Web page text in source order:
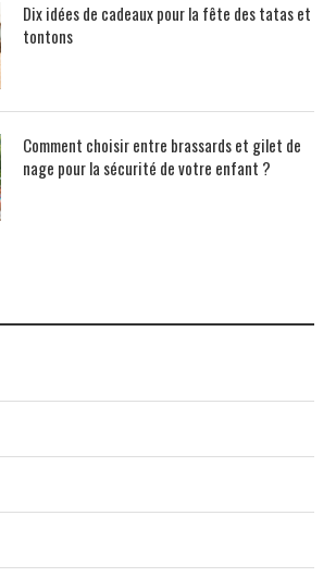
Dix idées de cadeaux pour la fête des tatas et
tontons
Comment choisir entre brassards et gilet de
nage pour la sécurité de votre enfant ?